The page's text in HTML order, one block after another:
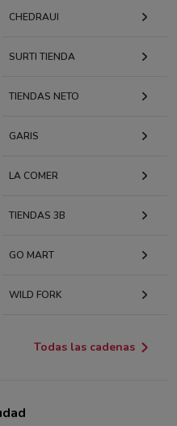
CHEDRAUI
SURTI TIENDA
TIENDAS NETO
GARIS
LA COMER
TIENDAS 3B
GO MART
WILD FORK
Todas las cadenas